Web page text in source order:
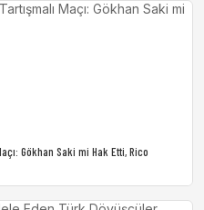
Gökhan Saki mi Hak Etti, Rico